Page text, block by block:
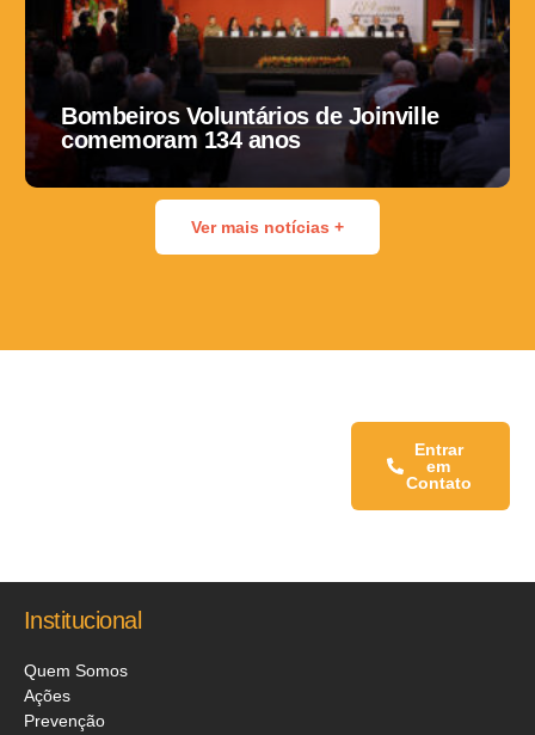
Bombeiros Voluntários de Joinville
comemoram 134 anos
Ver mais notícias +
Entrar
em
Contato
Institucional
Quem Somos
Ações
Prevenção